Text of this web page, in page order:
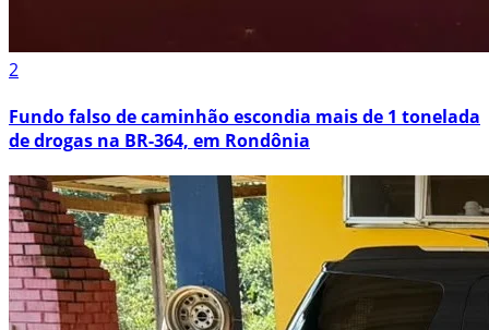
2
Fundo falso de caminhão escondia mais de 1 tonelada
de drogas na BR-364, em Rondônia